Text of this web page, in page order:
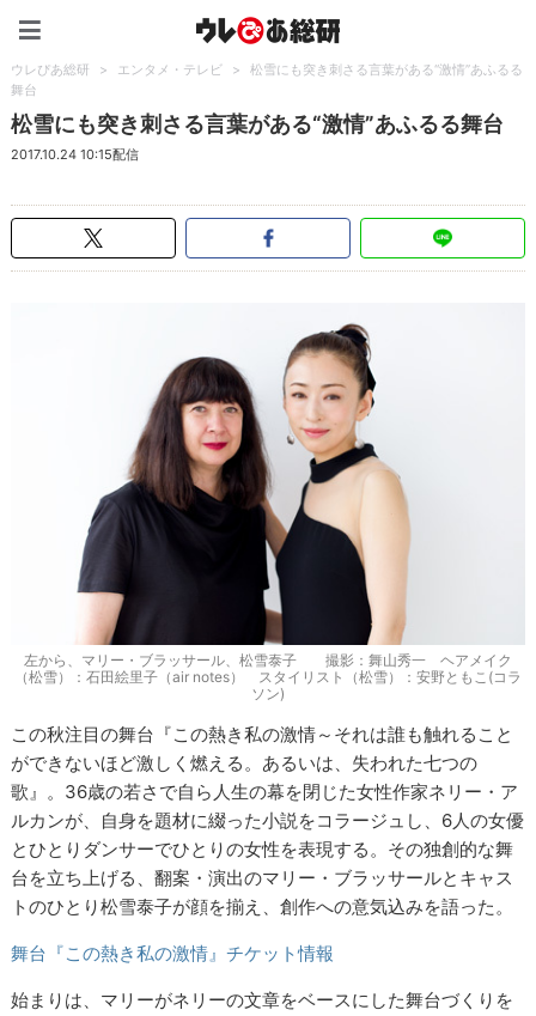
ウレぴあ総研 > エンタメ・テレビ >
松雪にも突き刺さる言葉がある“激情”あふるる
舞台
松雪にも突き刺さる言葉がある“激情”あふるる舞台
2017.10.24 10:15配信
左から、マリー・ブラッサール、松雪泰子 撮影：舞山秀一 ヘアメイク
（松雪）：石田絵里子（air notes） スタイリスト（松雪）：安野ともこ(コラ
ソン)
この秋注目の舞台『この熱き私の激情～それは誰も触れること
ができないほど激しく燃える。あるいは、失われた七つの
歌』。36歳の若さで自ら人生の幕を閉じた女性作家ネリー・ア
ルカンが、自身を題材に綴った小説をコラージュし、6人の女優
とひとりダンサーでひとりの女性を表現する。その独創的な舞
台を立ち上げる、翻案・演出のマリー・ブラッサールとキャス
トのひとり松雪泰子が顔を揃え、創作への意気込みを語った。
舞台『この熱き私の激情』チケット情報
始まりは、マリーがネリーの文章をベースにした舞台づくりを